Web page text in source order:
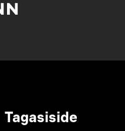
Tagasiside